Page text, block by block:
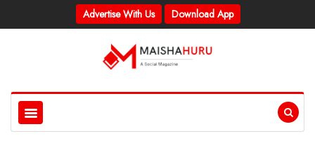
Advertise With Us Download App